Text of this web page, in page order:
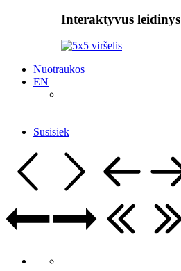
Interaktyvus leidinys
Nuotraukos
EN
Susisiek